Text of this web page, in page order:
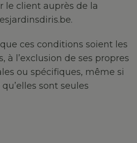
le client auprès de la
ces conditions soient les
à l’exclusion de ses propres
ou spécifiques, même si
sont seules